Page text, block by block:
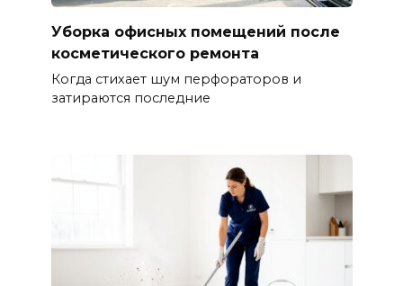
Уборка офисных помещений после
косметического ремонта
Когда стихает шум перфораторов и
затираются последние